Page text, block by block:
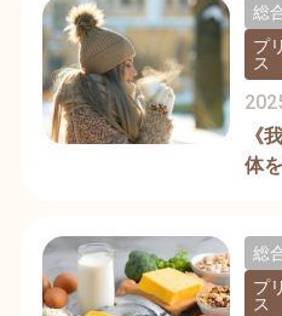
《
体
総
プ
ス
総
プ
ス